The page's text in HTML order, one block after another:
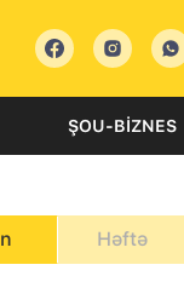
ŞOU-BIZNES
Həftə